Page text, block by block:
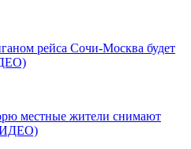
рейса Сочи-Москва будет
местные жители снимают